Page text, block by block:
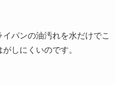
パンの油汚れを水だけでこ
しにくいのです。